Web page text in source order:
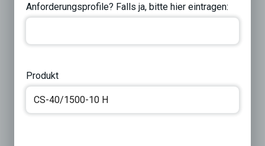
Anforderungsprofile? Falls ja, bitte hier eintragen:
Produkt